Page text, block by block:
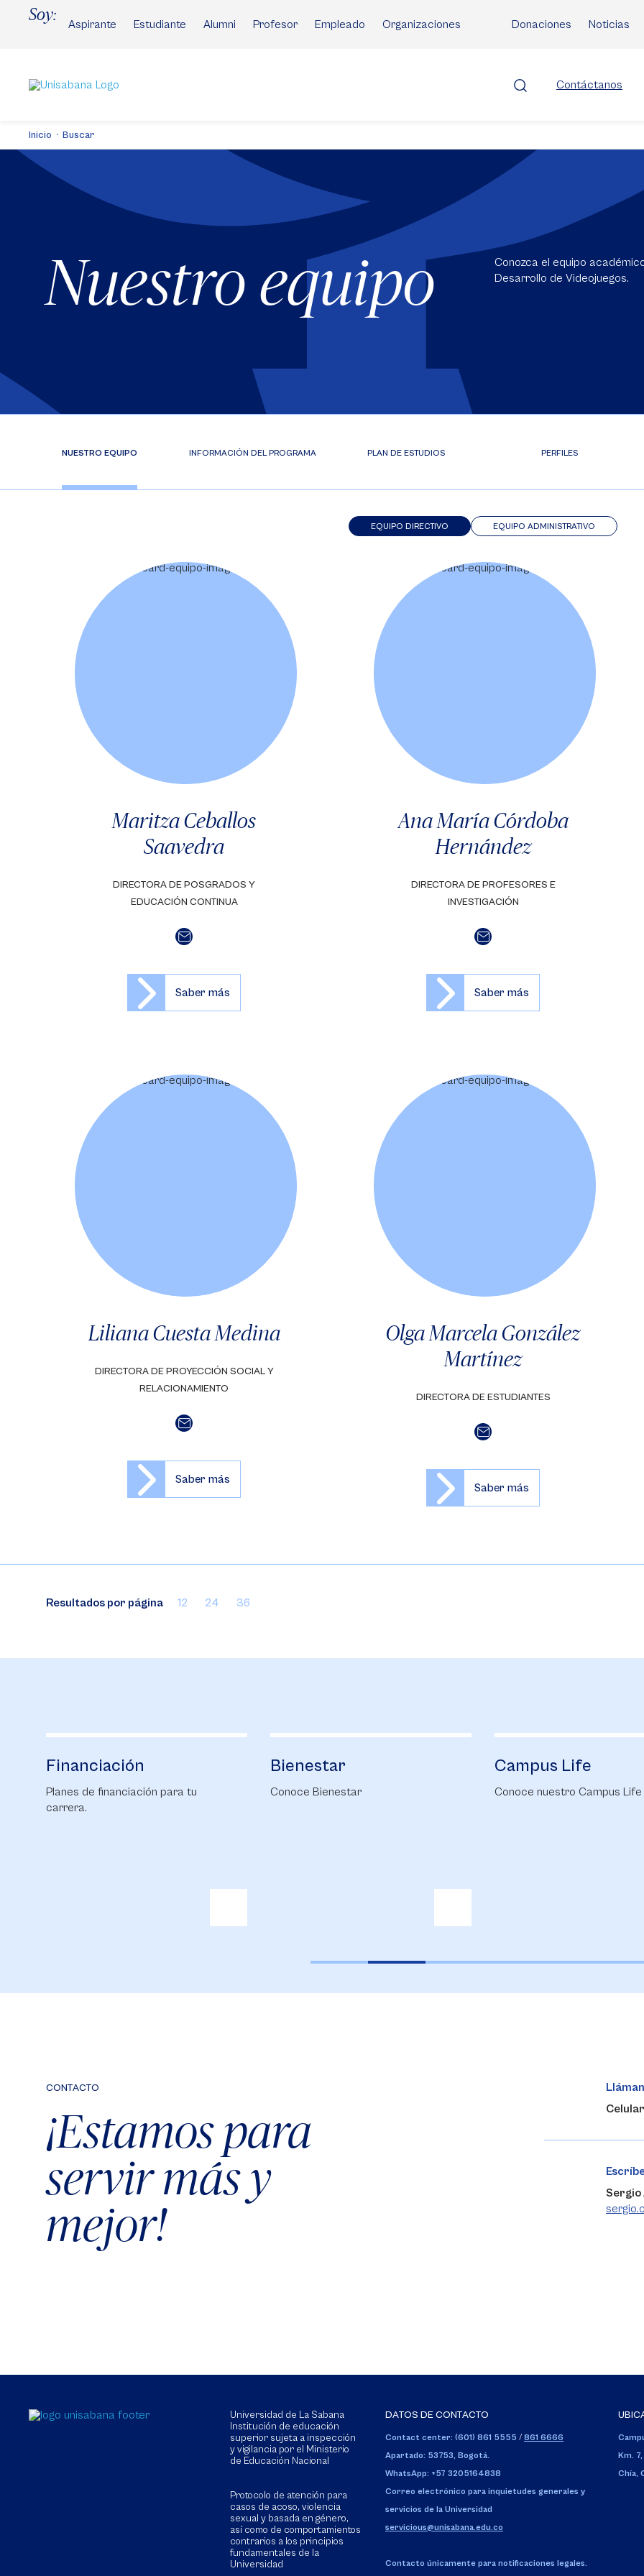
Soy:
Aspirante Estudiante Alumni Profesor Empleado Organizaciones Donaciones Noticias
Contáctanos
Inicio Buscar
Nuestro equipo
Conozca el equipo
Desarrollo de Videojuegos.
NUESTRO EQUIPO INFORMACIÓN DEL PROGRAMA PLAN DE ESTUDIOS PERFILES
EQUIPO ADMINISTRATIVO
EQUIPO DIRECTIVO
Maritza Ceballos
Saavedra
DIRECTORA DE POSGRADOS Y
EDUCACIÓN CONTINUA
Saber más
Ana María Córdoba
Hernández
DIRECTORA DE PROFESORES E
INVESTIGACIÓN
Saber más
Liliana Cuesta Medina
DIRECTORA DE PROYECCIÓN SOCIAL Y
RELACIONAMIENTO
Saber más
Olga Marcela González
Martínez
DIRECTORA DE ESTUDIANTES
Saber más
Resultados por página 12 24 36
Bienestar
Conoce Bienestar
Campus Life
Conoce nuestro Campus Life
Biblioteca
Conoce nuestra
CONTACTO
¡Estamos para
servir más y
mejor!
Sergio
Universidad de La Sabana
Institución de educación
superior sujeta a inspección
y vigilancia por el Ministerio
de Educación Nacional
Protocolo de atención para
casos de acoso, violencia
sexual y basada en género,
así como de comportamientos
contrarios a los principios
fundamentales de la
Universidad
DATOS DE CONTACTO
Contact center: (601) 861 5555 / 861 6666
Apartado: 53753, Bogotá.
WhatsApp: +57 3205164838
Correo electrónico para inquietudes generales y
servicios de la Universidad
servicious@unisabana.edu.co
Contacto únicamente para notificaciones legales.
Km.
Chía,